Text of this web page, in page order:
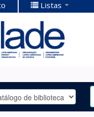
Listas